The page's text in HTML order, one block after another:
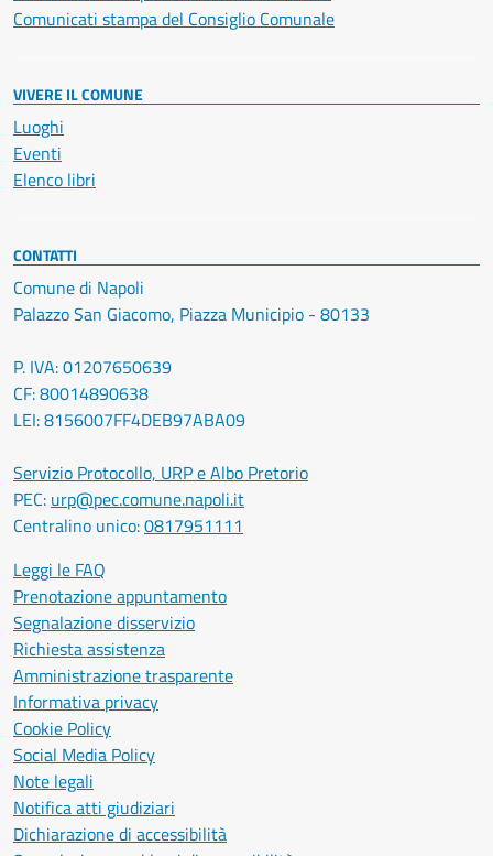
Comunicati stampa del Consiglio Comunale
VIVERE IL COMUNE
Luoghi
Eventi
Elenco libri
CONTATTI
Comune di Napoli
Palazzo San Giacomo, Piazza Municipio - 80133
P. IVA: 01207650639
CF: 80014890638
LEI: 8156007FF4DEB97ABA09
Servizio Protocollo, URP e Albo Pretorio
PEC: urp@pec.comune.napoli.it
Centralino unico:0817951111
Leggi le FAQ
Prenotazione appuntamento
Segnalazione disservizio
Richiesta assistenza
Amministrazione trasparente
Informativa privacy
Cookie Policy
Social Media Policy
Note legali
Notifica atti giudiziari
Dichiarazione di accessibilità